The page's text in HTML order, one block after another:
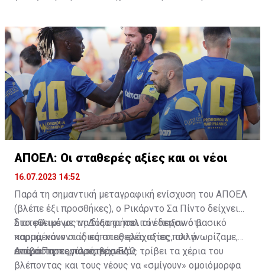
ΑΠΟΕΛ: Οι σταθερές αξίες και οι νέοι
16.07.2023 14:52
Παρά τη σημαντική μεταγραφική ενίσχυση του ΑΠΟΕΛ
(βλέπε έξι προσθήκες), ο Ρικάρντο Σα Πίντο δείχνει
διατεθειμένος να διατηρήσει τον περσινό βασικό
κορμό, κάνοντας κάποιες ελάχιστες, αλλά
απαραίτητες παρεμβάσεις.
Στο φιλικό με τη Δόξα οι παλιοί έδειξαν ότι
παραμένουν οι ίδιες σταθερές αξίες που γνωρίζαμε,
ενώ ο Πορτογάλος τεχνικός τρίβει τα χέρια του
βλέποντας και τους νέους να «σμίγουν» ομοιόμορφα
Διαβάστε περισσότεραΕΔΩ.